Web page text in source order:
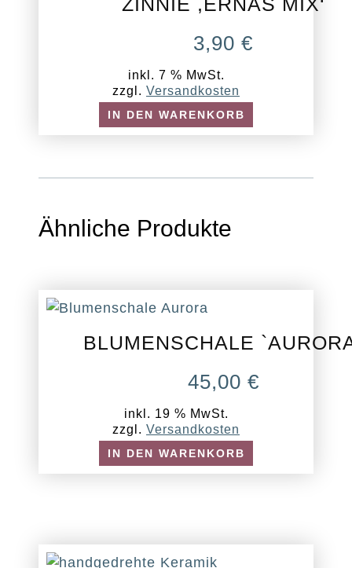
3,90€
inkl. 7 % MwSt.
zzgl. Versandkosten
IN DEN WARENKORB
Ähnliche Produkte
BLUMENSCHALE
45,00 €
inkl. 19 % MwSt.
zzgl. Versandkosten
IN DEN WARENKORB